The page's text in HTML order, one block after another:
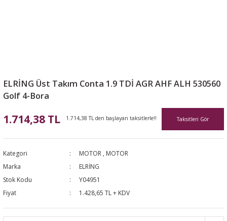
ELRİNG Üst Takım Conta 1.9 TDİ AGR AHF ALH 530560
Golf 4-Bora
1.714,38 TL 1.714,38 TL den başlayan taksitlerle!! Taksitleri Gör
Kategori MOTOR , MOTOR
Marka
ELRİNG
Stok Kodu
Y04951
Fiyat
1.428,65 TL + KDV